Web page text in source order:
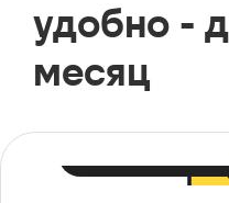
удобно -
месяц